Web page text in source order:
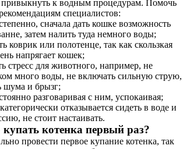
к водным процедурам. Помочь
специалистов:
сначала дать кошке возможность
затем налить туда немного воды;
коврик или полотенце, так как скользкая
напрягает кошек;
стресс для животного, например, не
много воды, не включать сильную струю,
шума и брызг;
разговаривая с ним, успокаивая;
отказывается сидеть в воде и
не стоит настаивать.
котенка первый раз?
провести первое купание котенка, так